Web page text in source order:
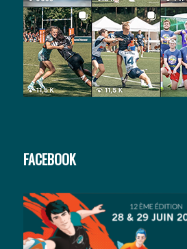
FACEBOOK